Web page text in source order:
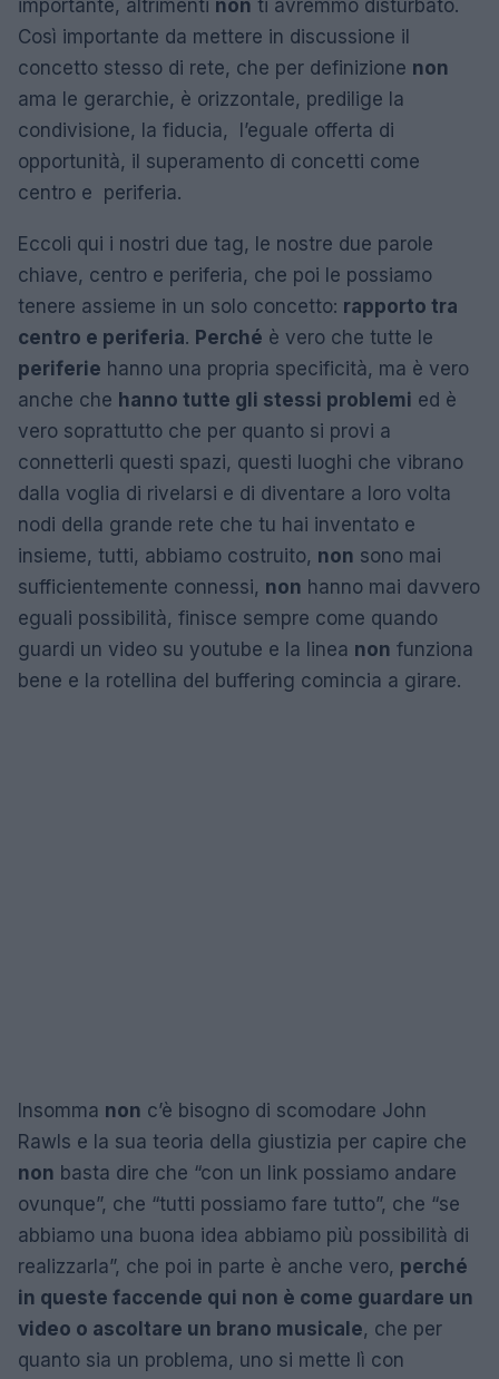
importante, altrimenti non ti avremmo disturbato.
Così importante da mettere in discussione il
concetto stesso di rete, che per definizione non
ama le gerarchie, è orizzontale, predilige la
condivisione, la fiducia, l’eguale offerta di
opportunità, il superamento di concetti come
centro e periferia.
Eccoli qui i nostri due tag, le nostre due parole
chiave, centro e periferia, che poi le possiamo
tenere assieme in un solo concetto: rapporto tra
centro e periferia. Perché è vero che tutte le
periferie hanno una propria specificità, ma è vero
anche che hanno tutte gli stessi problemi ed è
vero soprattutto che per quanto si provi a
connetterli questi spazi, questi luoghi che vibrano
dalla voglia di rivelarsi e di diventare a loro volta
nodi della grande rete che tu hai inventato e
insieme, tutti, abbiamo costruito, non sono mai
sufficientemente connessi, non hanno mai davvero
eguali possibilità, finisce sempre come quando
guardi un video su youtube e la linea non funziona
bene e la rotellina del buffering comincia a girare.
Insomma non c’è bisogno di scomodare John
Rawls e la sua teoria della giustizia per capire che
non basta dire che “con un link possiamo andare
ovunque”, che “tutti possiamo fare tutto”, che “se
abbiamo una buona idea abbiamo più possibilità di
realizzarla”, che poi in parte è anche vero, perché
in queste faccende qui non è come guardare un
video o ascoltare un brano musicale, che per
quanto sia un problema, uno si mette lì con